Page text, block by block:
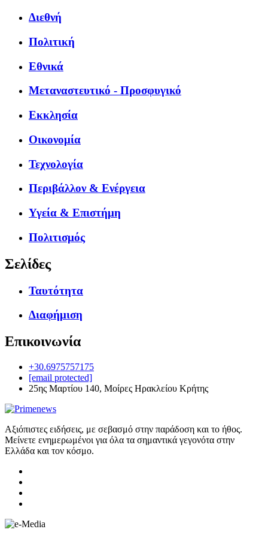
Διεθνή
Πολιτική
Εθνικά
Μεταναστευτικό - Προσφυγικό
Εκκλησία
Οικονομία
Τεχνολογία
Περιβάλλον & Ενέργεια
Υγεία & Επιστήμη
Πολιτισμός
Σελίδες
Ταυτότητα
Διαφήμιση
Επικοινωνία
+30.6975757175
[email protected]
25ης Μαρτίου 140, Μοίρες Ηρακλείου Κρήτης
Αξιόπιστες ειδήσεις, με σεβασμό στην παράδοση και το ήθος.
Μείνετε ενημερωμένοι για όλα τα σημαντικά γεγονότα στην
Ελλάδα και τον κόσμο.